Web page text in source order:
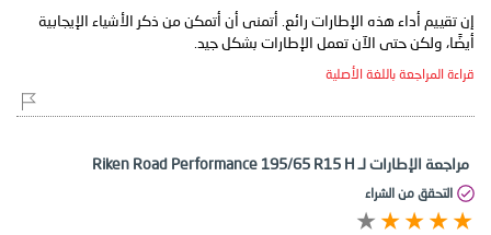
إن تقييم أداء هذه الإطارات رائع. أتمنى أن أتمكن من ذكر الأشياء الإيجابية
أيضًا، ولكن حتى الآن تعمل الإطارات بشكل جيد.
قراءة المراجعة باللغة الأصلية
مراجعة الإطارات لـ Riken Road Performance 195/65 R15 H
التحقق من الشراء